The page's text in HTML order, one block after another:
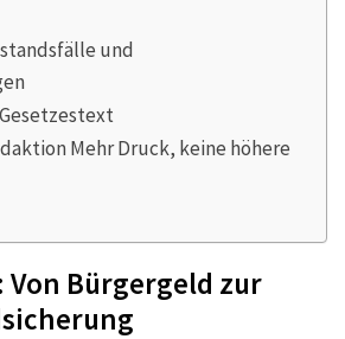
und
Mehr Druck, keine höhere
Bürgergeld zur